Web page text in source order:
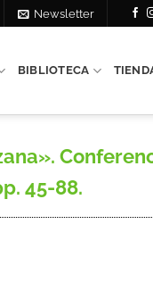
Newsletter
BIBLIOTECA
45-88.